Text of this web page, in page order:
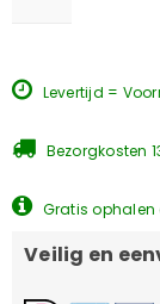
Levertijd =
Bezorgkosten
Gratis
Veilig en